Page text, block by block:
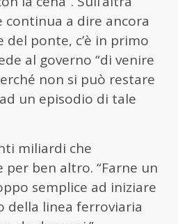
continua a dire ancora
del ponte, c’è in primo
al governo “di venire
non si può restare
un episodio di tale
miliardi che
ben altro. “Farne un
semplice ad iniziare
della linea ferroviaria